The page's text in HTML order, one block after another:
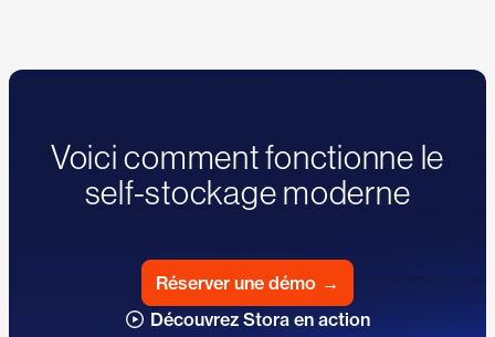
Voici comment fonctionne le
self-stockage moderne
Réserver une démo →
Découvrez Stora en action